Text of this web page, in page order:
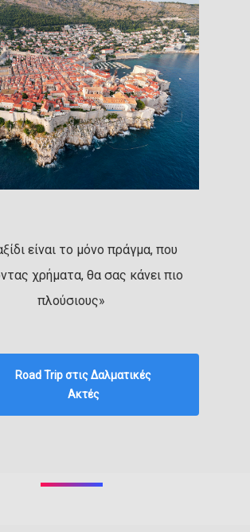
είναι το μόνο πράγμα, που
χρήματα, θα σας κάνει πιο
πλούσιους»
Road Trip στις Δαλματικές
Ακτές